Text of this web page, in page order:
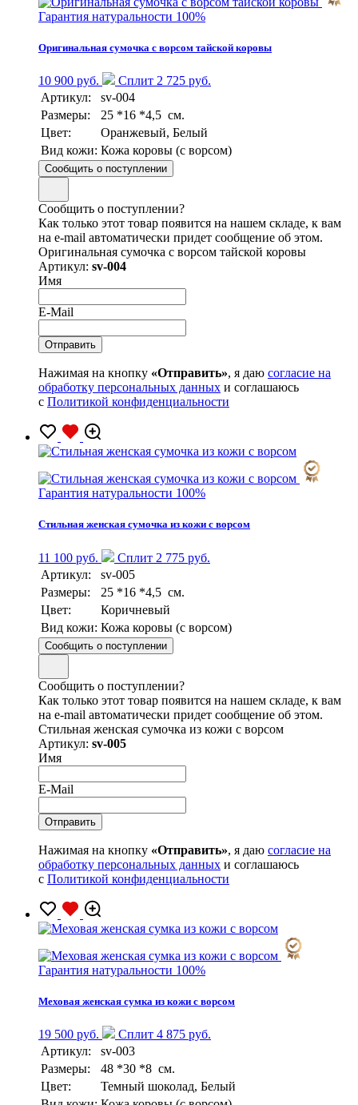
Гарантия натуральности 100%
Оригинальная сумочка с ворсом тайской коровы
10 900 руб.
Сплит 2 725 руб.
Артикул:
sv-004
Размеры:
25 *16 *4,5 см.
Цвет:
Оранжевый, Белый
Вид кожи: Кожа коровы (с ворсом)
Сообщить о поступлении
Сообщить о поступлении?
Как только этот товар появится на нашем складе, к вам
на e-mail автоматически придет сообщение об этом.
Оригинальная сумочка с ворсом тайской коровы
Артикул: sv-004
Имя
E-Mail
Нажимая на кнопку «Отправить», я даю согласие на
обработку персональных данных и соглашаюсь
с Политикой конфиденциальности
Гарантия натуральности 100%
Стильная женская сумочка из кожи с ворсом
11 100 руб.
Сплит 2 775 руб.
Артикул:
sv-005
Размеры:
25 *16 *4,5 см.
Цвет:
Коричневый
Вид кожи: Кожа коровы (с ворсом)
Сообщить о поступлении
Сообщить о поступлении?
Как только этот товар появится на нашем складе, к вам
на e-mail автоматически придет сообщение об этом.
Стильная женская сумочка из кожи с ворсом
Артикул: sv-005
Имя
E-Mail
Нажимая на кнопку «Отправить», я даю согласие на
обработку персональных данных и соглашаюсь
с Политикой конфиденциальности
Гарантия натуральности 100%
Меховая женская сумка из кожи с ворсом
19 500 руб.
Сплит 4 875 руб.
Артикул:
sv-003
Размеры:
48 *30 *8 см.
Цвет:
Темный шоколад, Белый